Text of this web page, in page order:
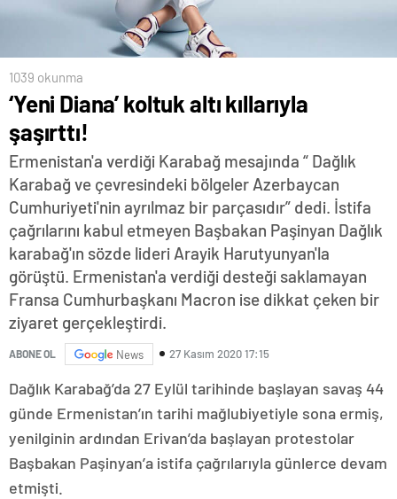
1039 okunma
‘Yeni Diana’ koltuk altı kıllarıyla
şaşırttı!
Ermenistan'a verdiği Karabağ mesajında “ Dağlık
Karabağ ve çevresindeki bölgeler Azerbaycan
Cumhuriyeti'nin ayrılmaz bir parçasıdır” dedi. İstifa
çağrılarını kabul etmeyen Başbakan Paşinyan Dağlık
karabağ'ın sözde lideri Arayik Harutyunyan'la
görüştü. Ermenistan'a verdiği desteği saklamayan
Fransa Cumhurbaşkanı Macron ise dikkat çeken bir
ziyaret gerçekleştirdi.
ABONE OL News 27 Kasım 2020 17:15
Dağlık Karabağ’da 27 Eylül tarihinde başlayan savaş 44
günde Ermenistan’ın tarihi mağlubiyetiyle sona ermiş,
yenilginin ardından Erivan’da başlayan protestolar
Başbakan Paşinyan’a istifa çağrılarıyla günlerce devam
etmişti.